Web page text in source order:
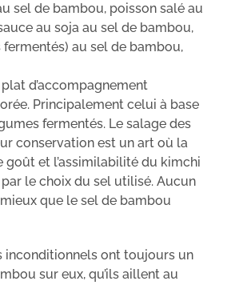
sel de bambou, poisson salé au
au soja au sel de bambou,
au sel de bambou,
d’accompagnement
Principalement celui à base
fermentés. Le salage des
conservation est un art où la
goût et l’assimilabilité du kimchi
le choix du sel utilisé. Aucun
que le sel de bambou
inconditionnels ont toujours un
sur eux, qu’ils aillent au